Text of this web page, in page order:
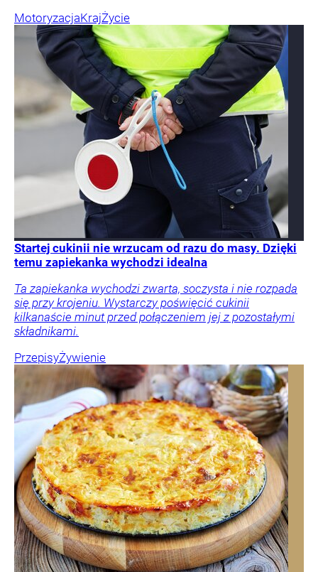
MotoryzacjaKrajŻycie
Startej cukinii nie wrzucam od razu do masy. Dzięki
temu zapiekanka wychodzi idealna
Ta zapiekanka wychodzi zwarta, soczysta i nie rozpada
się przy krojeniu. Wystarczy poświęcić cukinii
kilkanaście minut przed połączeniem jej z pozostałymi
składnikami.
PrzepisyŻywienie